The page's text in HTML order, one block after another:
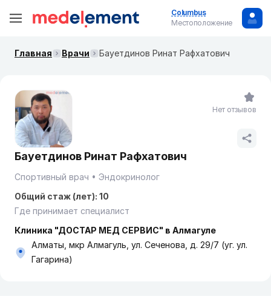
Columbus
Местоположение
Главная Врачи Бауетдинов Ринат Рафхатович
Бауетдинов Ринат Рафхатович
Спортивный врач
Эндокринолог
Общий стаж (лет): 10
Где принимает специалист
Клиника "ДОСТАР МЕД СЕРВИС" в Алмагуле
Алматы, мкр Алмагуль, ул. Сеченова, д. 29/7 (уг. ул.
Гагарина)
Нет отзывов